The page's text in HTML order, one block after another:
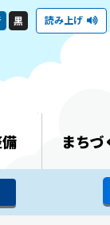
黒 読み上げ
まちづ